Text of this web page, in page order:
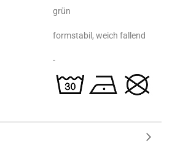
grün
formstabil, weich fallend
-